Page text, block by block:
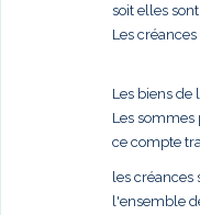
soit elles
Les
Les biens de
Les sommes
ce compte
les
l'ensemble